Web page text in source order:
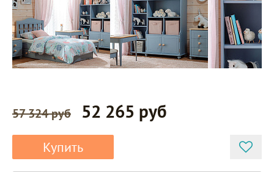
57 324 руб 52 265 руб
Купить